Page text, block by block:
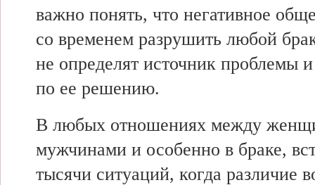
важно понять, что негативное
со временем разрушить любой
не определят источник проблемы
по ее решению.
В любых отношениях между
мужчинами и особенно в браке,
тысячи ситуаций, когда различие